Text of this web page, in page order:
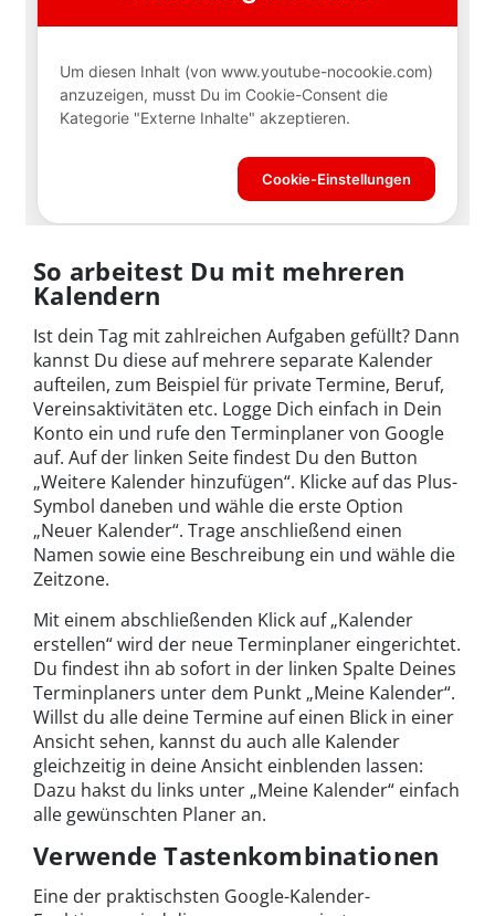
So arbeitest Du mit mehreren
Kalendern
Ist dein Tag mit zahlreichen Aufgaben gefüllt? Dann
kannst Du diese auf mehrere separate Kalender
aufteilen, zum Beispiel für private Termine, Beruf,
Vereinsaktivitäten etc. Logge Dich einfach in Dein
Konto ein und rufe den Terminplaner von Google
auf. Auf der linken Seite findest Du den Button
„Weitere Kalender hinzufügen“. Klicke auf das Plus-
Symbol daneben und wähle die erste Option
„Neuer Kalender“. Trage anschließend einen
Namen sowie eine Beschreibung ein und wähle die
Zeitzone.
Mit einem abschließenden Klick auf „Kalender
erstellen“ wird der neue Terminplaner eingerichtet.
Du findest ihn ab sofort in der linken Spalte Deines
Terminplaners unter dem Punkt „Meine Kalender“.
Willst du alle deine Termine auf einen Blick in einer
Ansicht sehen, kannst du auch alle Kalender
gleichzeitig in deine Ansicht einblenden lassen:
Dazu hakst du links unter „Meine Kalender“ einfach
alle gewünschten Planer an.
Verwende Tastenkombinationen
Eine der praktischsten Google-Kalender-